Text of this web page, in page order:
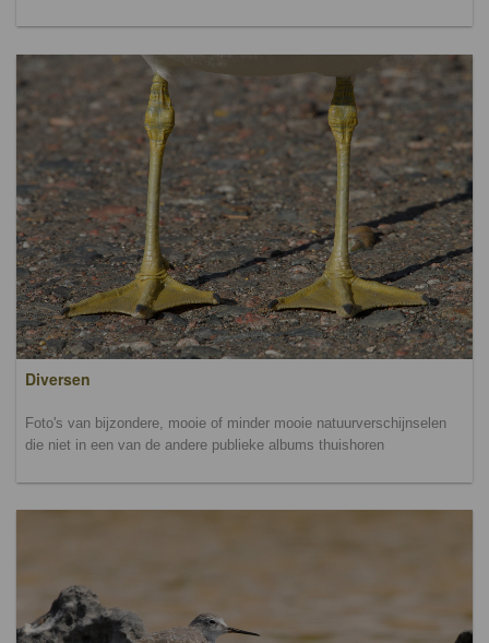
Diversen
Foto's van bijzondere, mooie of minder mooie natuurverschijnselen
die niet in een van de andere publieke albums thuishoren